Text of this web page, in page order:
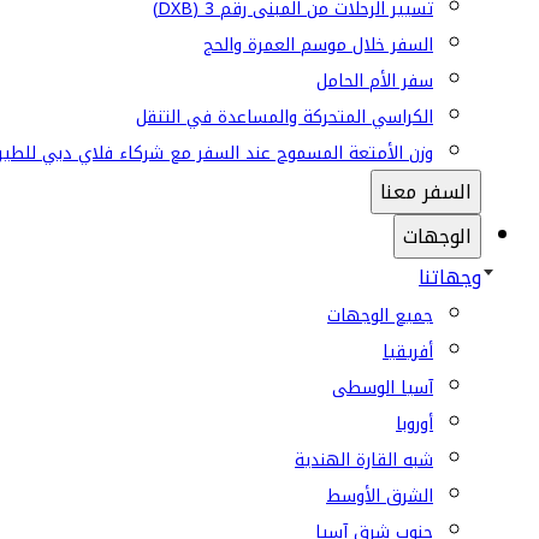
تسيير الرحلات من المبنى رقم 3 (DXB)
السفر خلال موسم العمرة والحج
سفر الأم الحامل
الكراسي المتحركة والمساعدة في التنقل
وزن الأمتعة المسموح عند السفر مع شركاء فلاي دبي
السفر معنا
الوجهات
وجهاتنا
جميع الوجهات
أفريقيا
آسيا الوسطى
أوروبا
شبه القارة الهندية
الشرق الأوسط
جنوب شرق آسيا